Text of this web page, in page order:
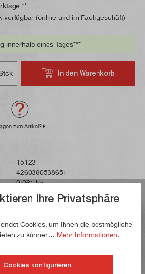
**
verfügbar (online und im Fachgeschäft)
innerhalb eines Tages***
In den Warenkorb
zum Artikel?
15123
4260390538651
0,061 kg
hartmetallbestückt können
ha…Mehr
Ihre Privatsphäre
Cookies, um Ihnen die bestmögliche
zu können... Mehr Informationen.
Cookies konfigurieren